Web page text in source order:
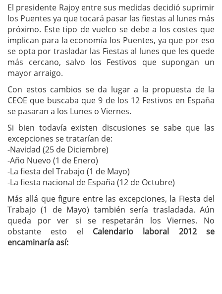
El presidente Rajoy entre sus medidas decidió suprimir
los Puentes ya que tocará pasar las fiestas al lunes más
próximo. Este tipo de vuelco se debe a los costes que
implican para la economía los Puentes, ya que por eso
se opta por trasladar las Fiestas al lunes que les quede
más cercano, salvo los Festivos que supongan un
mayor arraigo.
Con estos cambios se da lugar a la propuesta de la
CEOE que buscaba que 9 de los 12 Festivos en España
se pasaran a los Lunes o Viernes.
Si bien todavía existen discusiones se sabe que las
excepciones se tratarían de:
-Navidad (25 de Diciembre)
-Año Nuevo (1 de Enero)
-La fiesta del Trabajo (1 de Mayo)
-La fiesta nacional de España (12 de Octubre)
Más allá que figure entre las excepciones, la Fiesta del
Trabajo (1 de Mayo) también sería trasladada. Aún
queda por ver si se respetarán los Viernes. No
obstante esto el Calendario laboral 2012 se
encaminaría así: